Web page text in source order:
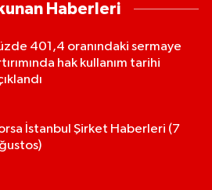
Haberleri
401,4 oranındaki sermaye
hak kullanım tarihi
İstanbul Şirket Haberleri (7